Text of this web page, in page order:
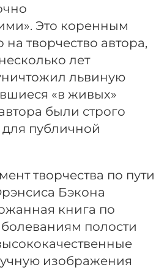
Это коренным
творчество автора,
лет
львиную
«в живых»
были строго
публичной
творчества по пути
Бэкона
книга по
полости
изображения